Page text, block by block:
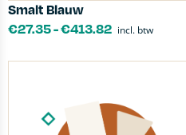
Smalt Blauw
€27.35-€413.82 incl. btw